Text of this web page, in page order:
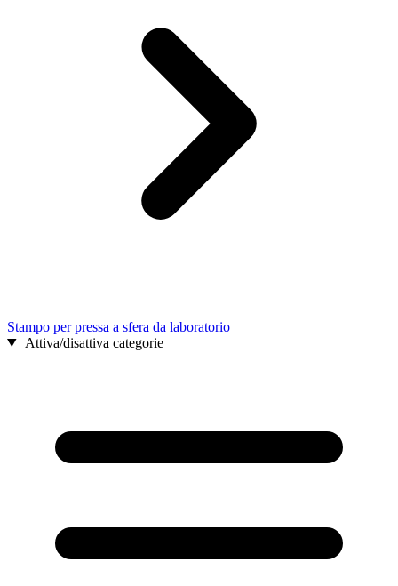
Stampo per pressa a sfera da laboratorio
Attiva/disattiva categorie